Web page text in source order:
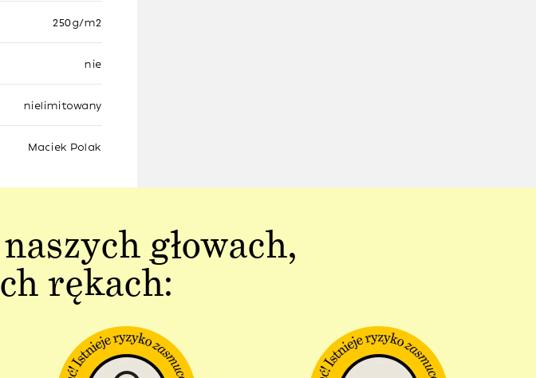
250g/m2
nie
nielimitowany
Maciek Polak
głowach,
rękach: